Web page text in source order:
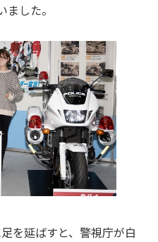
した。
を延ばすと、警視庁が白